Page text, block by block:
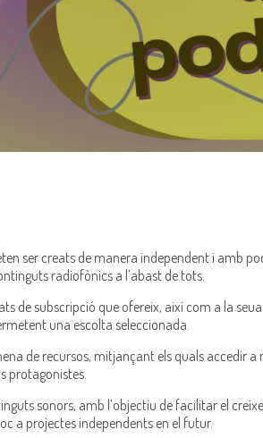
ser creats de manera independent i amb
radiofònics a l’abast de tots.
de subscripció que ofereix, així com a la
una escolta seleccionada.
de recursos, mitjançant els quals accedir
protagonistes.
sonors, amb l’objectiu de facilitar el
a projectes independents en el futur.